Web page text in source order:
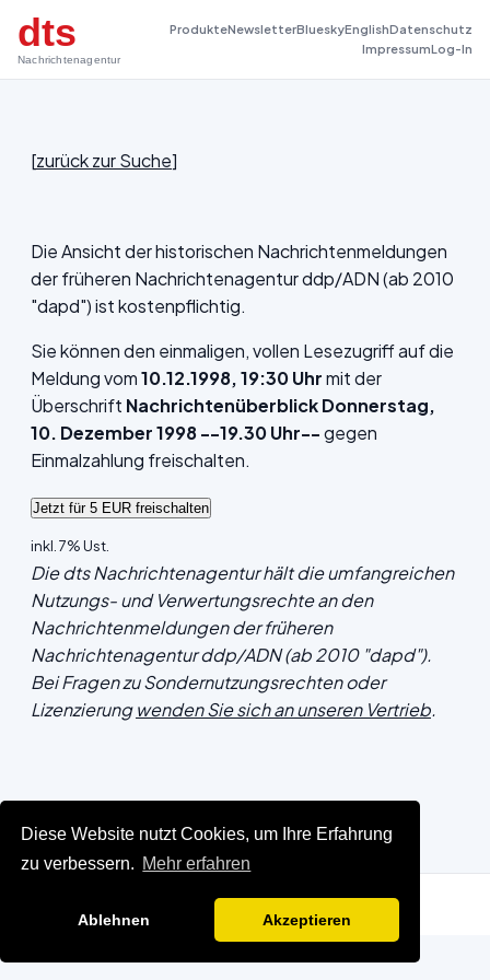
Diese Website nutzt Cookies, um Ihre Erfahrung
zu verbessern. Mehr erfahren
Ablehnen Akzeptieren
dts
Nachrichtenagentur
ProdukteNewsletterBlueskyEnglishDatenschutz
ImpressumLog-In
[zurück zur Suche]
Die Ansicht der historischen Nachrichtenmeldungen
der früheren Nachrichtenagentur ddp/ADN (ab 2010
"dapd") ist kostenpflichtig.
Sie können den einmaligen, vollen Lesezugriff auf die
Meldung vom10.12.1998, 19:30 Uhrmit der
Überschrift Nachrichtenüberblick Donnerstag,
10. Dezember 1998 --19.30 Uhr--gegen
Einmalzahlung freischalten.
inkl. 7% Ust.
Die dts Nachrichtenagentur hält die umfangreichen
Nutzungs- und Verwertungsrechte an den
Nachrichtenmeldungen der früheren
Nachrichtenagentur ddp/ADN (ab 2010 "dapd").
Bei Fragen zu Sondernutzungsrechten oder
Lizenzierungwenden Sie sich an unseren Vertrieb.